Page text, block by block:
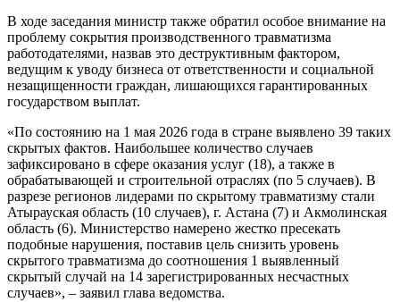
В ходе заседания министр также обратил особое внимание на
проблему сокрытия производственного травматизма
работодателями, назвав это деструктивным фактором,
ведущим к уводу бизнеса от ответственности и социальной
незащищенности граждан, лишающихся гарантированных
государством выплат.
«По состоянию на 1 мая 2026 года в стране выявлено 39 таких
скрытых фактов. Наибольшее количество случаев
зафиксировано в сфере оказания услуг (18), а также в
обрабатывающей и строительной отраслях (по 5 случаев). В
разрезе регионов лидерами по скрытому травматизму стали
Атырауская область (10 случаев), г. Астана (7) и Акмолинская
область (6). Министерство намерено жестко пресекать
подобные нарушения, поставив цель снизить уровень
скрытого травматизма до соотношения 1 выявленный
скрытый случай на 14 зарегистрированных несчастных
случаев», – заявил глава ведомства.